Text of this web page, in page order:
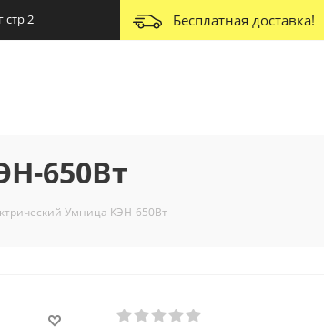
стр 2 Бесплатная доставка!
650Вт
Умница КЭН-650Вт